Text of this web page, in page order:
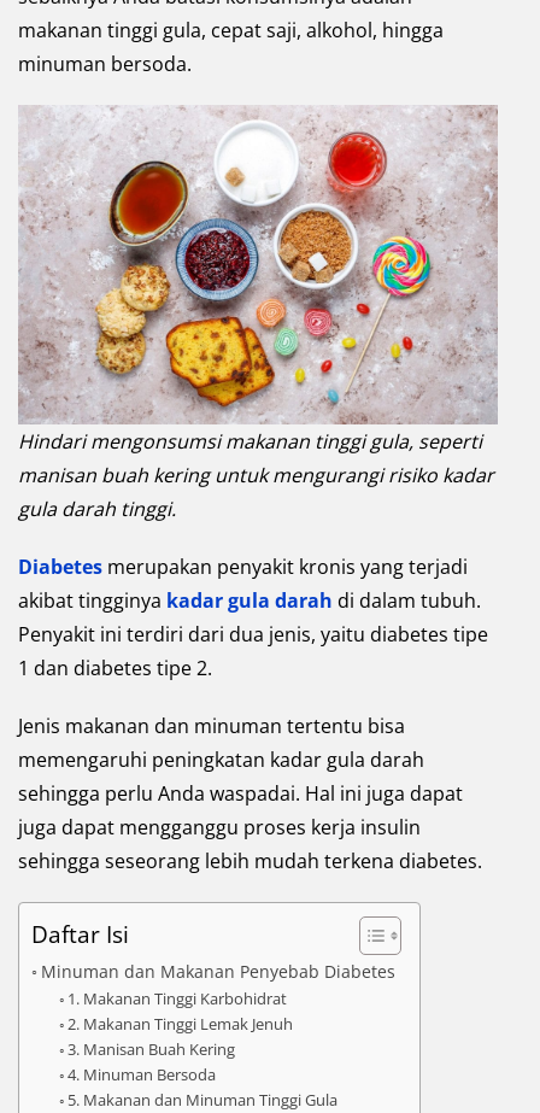
makanan tinggi gula, cepat saji, alkohol, hingga
minuman bersoda.
Hindari mengonsumsi makanan tinggi gula, seperti
manisan buah kering untuk mengurangi risiko kadar
gula darah tinggi.
Diabetes merupakan penyakit kronis yang terjadi
akibat tingginya kadar gula darah di dalam tubuh.
Penyakit ini terdiri dari dua jenis, yaitu diabetes tipe
1 dan diabetes tipe 2.
Jenis makanan dan minuman tertentu bisa
memengaruhi peningkatan kadar gula darah
sehingga perlu Anda waspadai. Hal ini juga dapat
juga dapat mengganggu proses kerja insulin
sehingga seseorang lebih mudah terkena diabetes.
Daftar Isi
Minuman dan Makanan Penyebab Diabetes
1. Makanan Tinggi Karbohidrat
2. Makanan Tinggi Lemak Jenuh
3. Manisan Buah Kering
4. Minuman Bersoda
5. Makanan dan Minuman Tinggi Gula